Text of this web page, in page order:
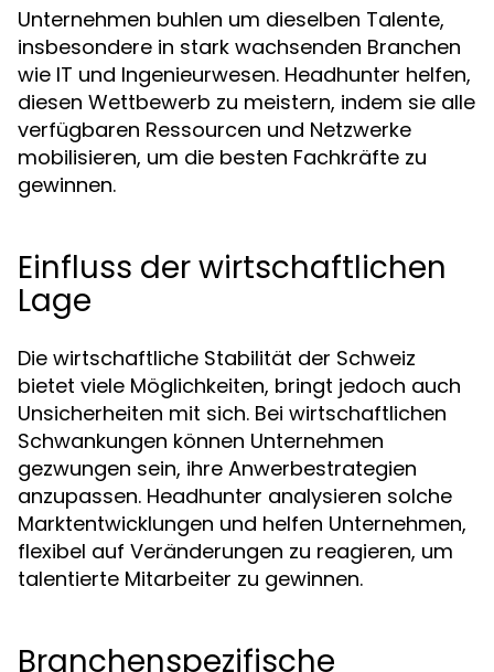
Unternehmen buhlen um dieselben Talente,
insbesondere in stark wachsenden Branchen
wie IT und Ingenieurwesen. Headhunter helfen,
diesen Wettbewerb zu meistern, indem sie alle
verfügbaren Ressourcen und Netzwerke
mobilisieren, um die besten Fachkräfte zu
gewinnen.
Einfluss der wirtschaftlichen
Lage
Die wirtschaftliche Stabilität der Schweiz
bietet viele Möglichkeiten, bringt jedoch auch
Unsicherheiten mit sich. Bei wirtschaftlichen
Schwankungen können Unternehmen
gezwungen sein, ihre Anwerbestrategien
anzupassen. Headhunter analysieren solche
Marktentwicklungen und helfen Unternehmen,
flexibel auf Veränderungen zu reagieren, um
talentierte Mitarbeiter zu gewinnen.
Branchenspezifische